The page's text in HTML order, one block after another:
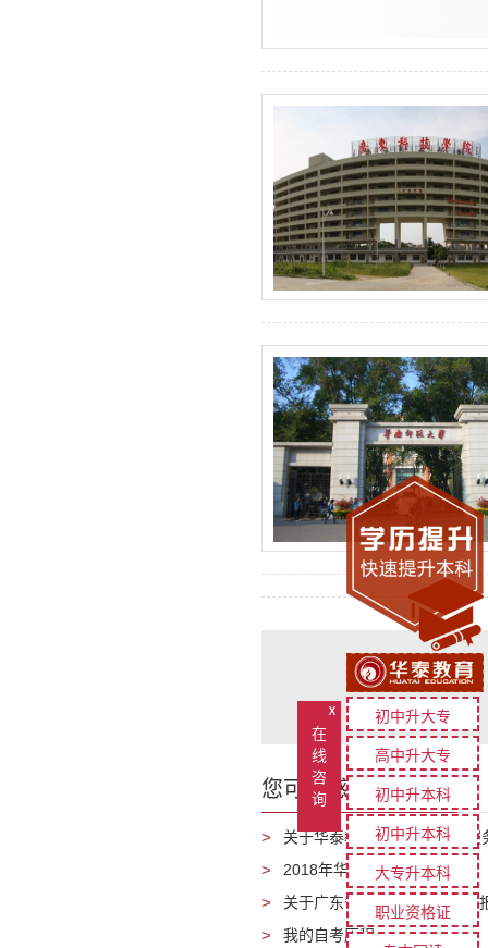
您可能感兴趣的文章
关于华泰教育新增线上支付服
2018年华泰教育放假通知
关于广东省 2017 年成人高
我的自考历程
初中升大专
高中升大专
初中升本科
初中升本科
大专升本科
职业资格证
ⅹ
在
线
咨
询